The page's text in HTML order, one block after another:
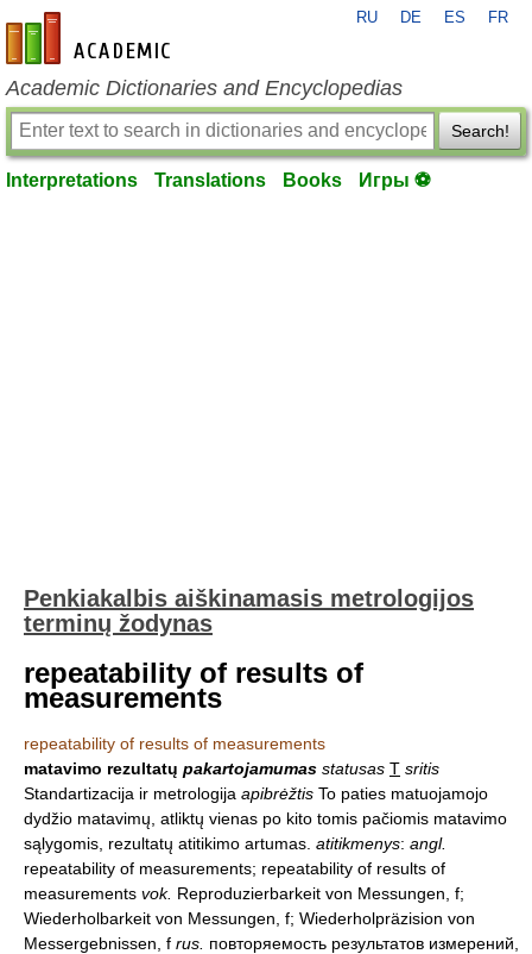
en-academic.com
RU DE ES FR
Academic Dictionaries and Encyclopedias
Search!
Interpretations Translations Books Игры ⚽
Penkiakalbis aiškinamasis metrologijos
terminų žodynas
repeatability of results of
measurements
repeatability of results of measurements
matavimo rezultatų pakartojamumas statusas T sritis
Standartizacija ir metrologija apibrėžtis To paties matuojamojo
dydžio matavimų, atliktų vienas po kito tomis pačiomis matavimo
sąlygomis, rezultatų atitikimo artumas. atitikmenys: angl.
repeatability of measurements; repeatability of results of
measurements vok. Reproduzierbarkeit von Messungen, f;
Wiederholbarkeit von Messungen, f; Wiederholpräzision von
Messergebnissen, f rus. повторяемость результатов измерений,